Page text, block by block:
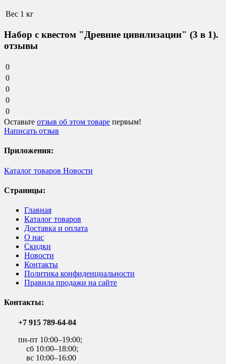
Вес 1 кг
Набор с квестом "Древние цивилизации" (3 в 1).
отзывы
0
0
0
0
0
Оставьте отзыв об этом товаре первым!
Написать отзыв
Приложения:
Каталог товаров Новости
Страницы:
Главная
Каталог товаров
Доставка и оплата
О нас
Скидки
Новости
Контакты
Политика конфиденциальности
Правила продажи на сайте
Контакты:
+7 915 789-64-04
пн-пт 10:00–19:00;
сб 10:00–18:00;
вс 10:00–16:00